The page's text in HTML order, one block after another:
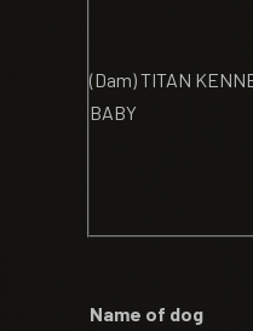
(Dam) TITAN
BABY
Name of dog